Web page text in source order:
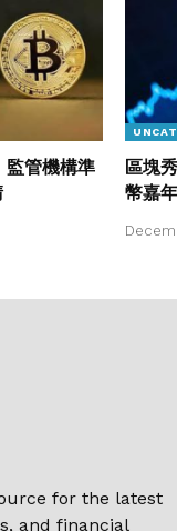
監管機構準
區塊
幣嘉
for the latest
and financial